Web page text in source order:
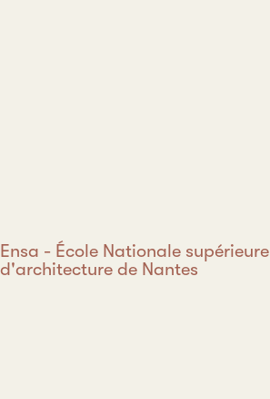
Ensa - École Nationale supérieure
d'architecture de Nantes